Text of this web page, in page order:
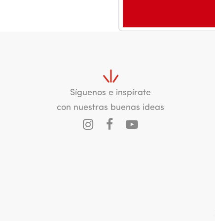
Síguenos e inspírate
con nuestras buenas ideas